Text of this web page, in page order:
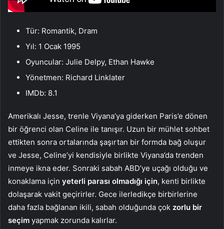
Tür: Romantik, Dram
Yıl: 1 Ocak 1995
Oyuncular: Julie Delpy, Ethan Hawke
Yönetmen: Richard Linklater
IMDb: 8.1
Amerikalı Jesse, trenle Viyana’ya giderken Paris’e dönen
bir öğrenci olan Celine ile tanışır. Uzun bir mühlet sohbet
ettikten sonra ortalarında şaşırtan bir formda bağ oluşur
ve Jesse, Celine’yi kendisiyle birlikte Viyana’da trenden
inmeye ikna eder. Sonraki sabah ABD’ye uçağı olduğu ve
konaklama için yeterli parası olmadığı için, kenti birlikte
dolaşarak vakit geçirirler. Gece ilerledikçe birbirlerine
daha fazla bağlanan ikili, sabah olduğunda çok zorlu bir
seçim yapmak zorunda kalırlar.